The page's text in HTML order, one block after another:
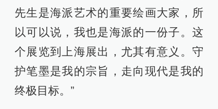
先生是海派艺术的重要绘画大家，所
以可以说，我也是海派的一份子。这
个展览到上海展出，尤其有意义。守
护笔墨是我的宗旨，走向现代是我的
终极目标。”